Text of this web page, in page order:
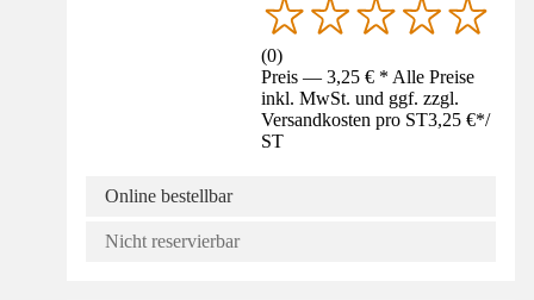
(0)
Preis — 3,25 € * Alle Preise
inkl. MwSt. und ggf. zzgl.
Versandkosten pro ST3,25 €*/
ST
Online bestellbar
Nicht reservierbar